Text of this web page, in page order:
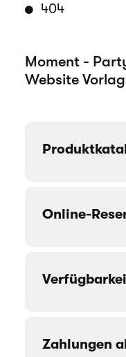
404
Moment -
Website
Online-
Zahlungen